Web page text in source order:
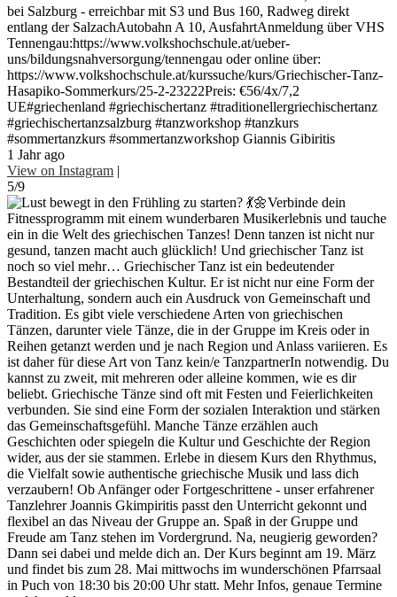
bei Salzburg - erreichbar mit S3 und Bus 160, Radweg direkt
entlang der SalzachAutobahn A 10, AusfahrtAnmeldung über VHS
Tennengau:https://www.volkshochschule.at/ueber-
uns/bildungsnahversorgung/tennengau oder online über:
https://www.volkshochschule.at/kurssuche/kurs/Griechischer-Tanz-
Hasapiko-Sommerkurs/25-2-23222Preis: €56/4x/7,2
UE#griechenland #griechischertanz #traditionellergriechischertanz
#griechischertanzsalzburg #tanzworkshop #tanzkurs
#sommertanzkurs #sommertanzworkshop Giannis Gibiritis
1 Jahr ago
View on Instagram |
5/9